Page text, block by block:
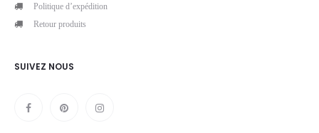
Politique d’expédition
Retour produits
SUIVEZ NOUS